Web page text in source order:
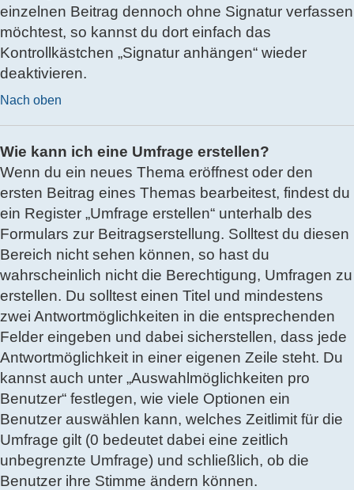
einzelnen Beitrag dennoch ohne Signatur verfassen
möchtest, so kannst du dort einfach das
Kontrollkästchen „Signatur anhängen“ wieder
deaktivieren.
Nach oben
Wie kann ich eine Umfrage erstellen?
Wenn du ein neues Thema eröffnest oder den
ersten Beitrag eines Themas bearbeitest, findest du
ein Register „Umfrage erstellen“ unterhalb des
Formulars zur Beitragserstellung. Solltest du diesen
Bereich nicht sehen können, so hast du
wahrscheinlich nicht die Berechtigung, Umfragen zu
erstellen. Du solltest einen Titel und mindestens
zwei Antwortmöglichkeiten in die entsprechenden
Felder eingeben und dabei sicherstellen, dass jede
Antwortmöglichkeit in einer eigenen Zeile steht. Du
kannst auch unter „Auswahlmöglichkeiten pro
Benutzer“ festlegen, wie viele Optionen ein
Benutzer auswählen kann, welches Zeitlimit für die
Umfrage gilt (0 bedeutet dabei eine zeitlich
unbegrenzte Umfrage) und schließlich, ob die
Benutzer ihre Stimme ändern können.